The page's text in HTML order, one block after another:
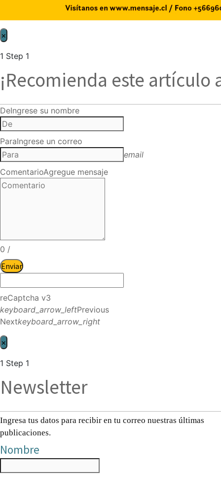
×
1 Step 1
¡Recomienda este artículo
DeIngrese su nombre
ParaIngrese un correo
email
ComentarioAgregue mensaje
0 /
Enviar
reCaptcha v3
keyboard_arrow_leftPrevious
Nextkeyboard_arrow_right
×
1 Step 1
Newsletter
Ingresa tus datos para recibir en tu correo nuestras últimas
publicaciones.
Nombre